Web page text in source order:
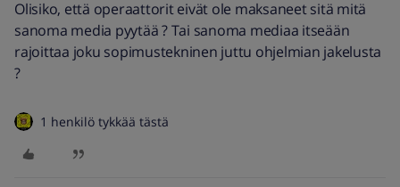
Olisiko, että operaattorit eivät ole maksaneet sitä mitä
sanoma media pyytää ? Tai sanoma mediaa itseään
rajoittaa joku sopimustekninen juttu ohjelmian jakelusta
?
1 henkilö tykkää tästä